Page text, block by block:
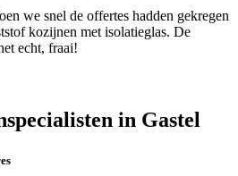
we snel de offertes hadden gekregen
kozijnen met isolatieglas. De
echt, fraai!
in Gastel